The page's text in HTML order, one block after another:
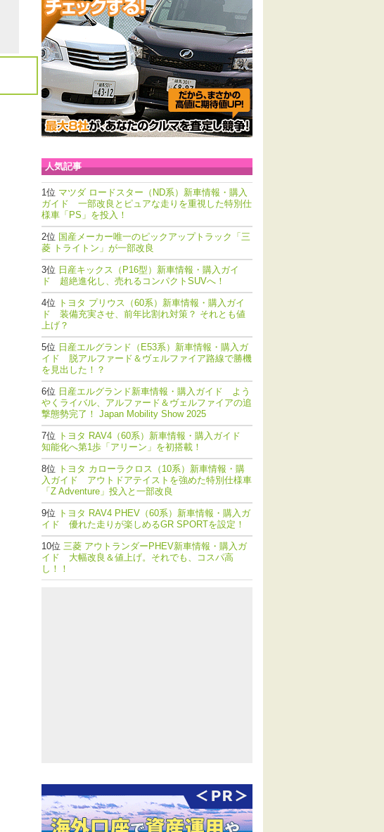
人気記事
マツダ ロードスター（ND系）新車情報・購入
ガイド 一部改良とピュアな走りを重視した特別仕
様車「PS」を投入！
国産メーカー唯一のピックアップトラック「三
菱 トライトン」が一部改良
日産キックス（P16型）新車情報・購入ガイ
ド 超絶進化し、売れるコンパクトSUVへ！
トヨタ プリウス（60系）新車情報・購入ガイ
ド 装備充実させ、前年比割れ対策？ それとも値
上げ？
日産エルグランド（E53系）新車情報・購入ガ
イド 脱アルファード＆ヴェルファイア路線で勝機
を見出した！？
日産エルグランド新車情報・購入ガイド よう
やくライバル、アルファード＆ヴェルファイアの追
撃態勢完了！ Japan Mobility Show 2025
トヨタ RAV4（60系）新車情報・購入ガイド
知能化へ第1歩「アリーン」を初搭載！
トヨタ カローラクロス（10系）新車情報・購
入ガイド アウトドアテイストを強めた特別仕様車
「Z Adventure」投入と一部改良
トヨタ RAV4 PHEV（60系）新車情報・購入ガ
イド 優れた走りが楽しめるGR SPORTを設定！
三菱 アウトランダーPHEV新車情報・購入ガ
イド 大幅改良＆値上げ。それでも、コスパ高
し！！